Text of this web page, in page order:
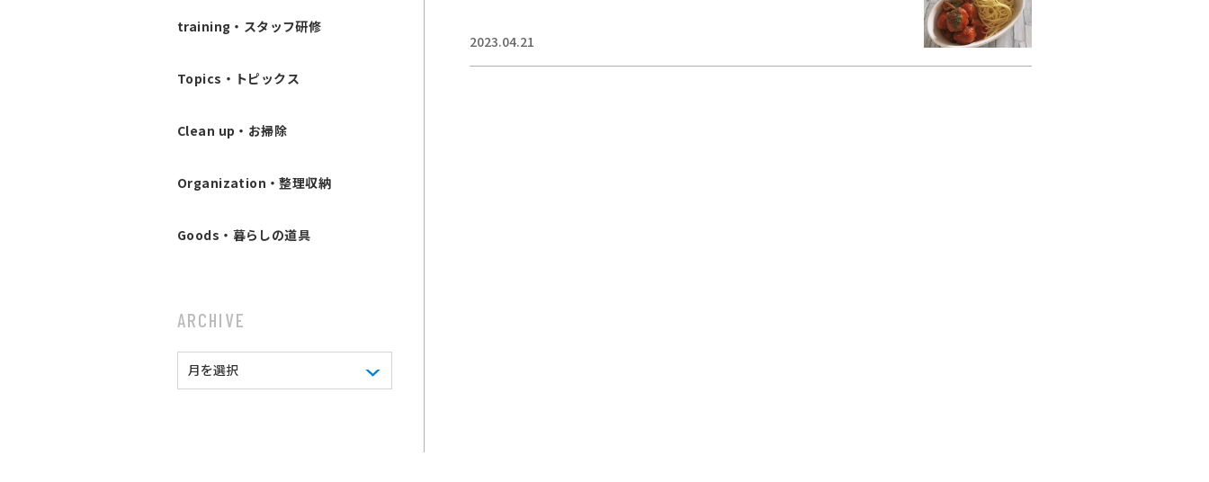
2023.04.21
training・スタッフ研修
Topics・トピックス
Clean up・お掃除
Organization・整理収納
Goods・暮らしの道具
ARCHIVE